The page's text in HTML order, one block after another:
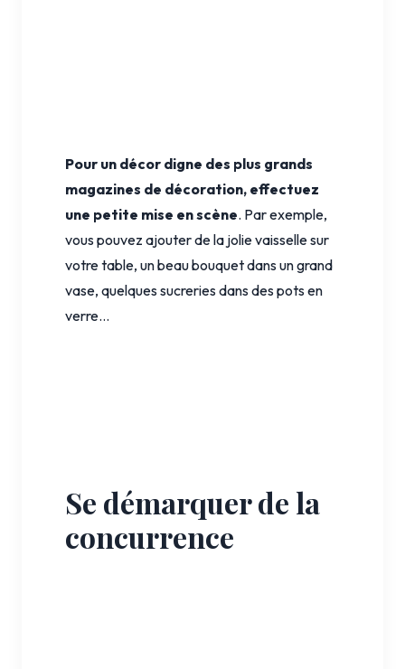
Pour un décor digne des plus grands
magazines de décoration, effectuez
une petite mise en scène. Par exemple,
vous pouvez ajouter de la jolie vaisselle sur
votre table, un beau bouquet dans un grand
vase, quelques sucreries dans des pots en
verre…
Se démarquer de la
concurrence